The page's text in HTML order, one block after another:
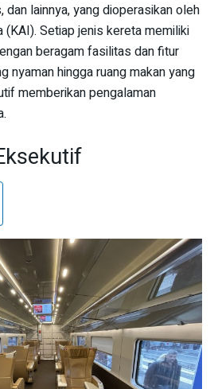
dan lainnya, yang dioperasikan oleh
Setiap jenis kereta memiliki
beragam fasilitas dan fitur
nyaman hingga ruang makan yang
memberikan pengalaman